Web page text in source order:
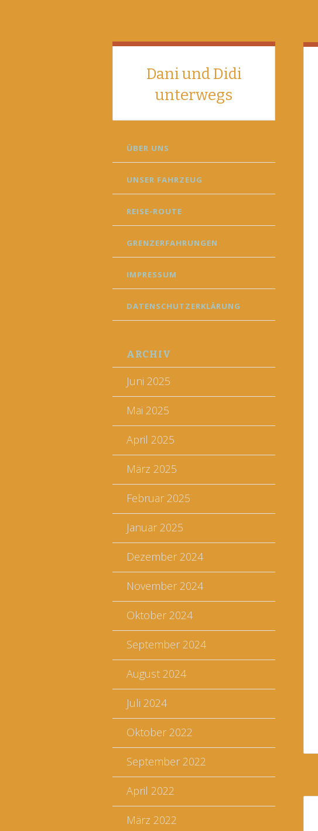
Dani und Didi
unterwegs
SKIP
TO
ÜBER UNS
UNSER FAHRZEUG
REISE-ROUTE
GRENZERFAHRUNGEN
IMPRESSUM
DATENSCHUTZERKLÄRUNG
ARCHIV
Juni 2025
Mai 2025
April 2025
März 2025
Februar 2025
Januar 2025
Dezember 2024
November 2024
Oktober 2024
September 2024
August 2024
Juli 2024
Oktober 2022
September 2022
April 2022
März 2022